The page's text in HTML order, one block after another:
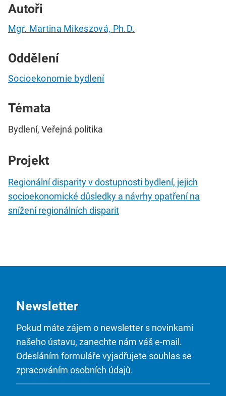
Autoři
Mgr. Martina Mikeszová, Ph.D.
Oddělení
Socioekonomie bydlení
Témata
Bydlení, Veřejná politika
Projekt
Regionální disparity v dostupnosti bydlení, jejich
socioekonomické důsledky a návrhy opatření na
snížení regionálních disparit
Newsletter
Pokud máte zájem o newsletter s novinkami
našeho ústavu, zanechte nám váš e-mail.
Odesláním formuláře vyjadřujete souhlas se
zpracováním osobních údajů.